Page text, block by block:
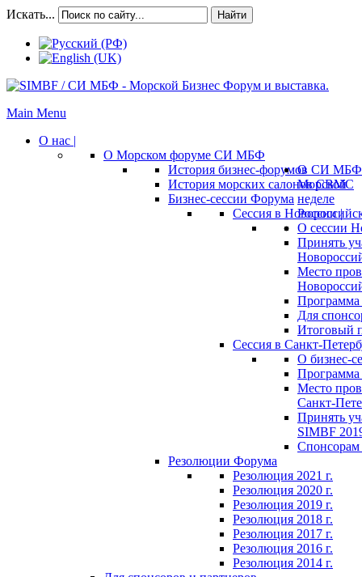
Искать... Найти
Main Menu
О нас |
О Морском форуме СИ МБФ
История бизнес-форумов СИ МБФ
История морских салонов СВМС
Бизнес-сессии Форума
Сессия в
О сессии
Принять
Место
Программа
Для
Итоговый
Сессия в Санкт-
О бизнес-
Программа
Место
Санкт-
Принять
SIMBF
Спонсорам
Резолюции Форума
Резолюция 2021 г.
Резолюция 2020 г.
Резолюция 2019 г.
Резолюция 2018 г.
Резолюция 2017 г.
Резолюция 2016 г.
Резолюция 2014 г.
О
Морской
неделе
России |